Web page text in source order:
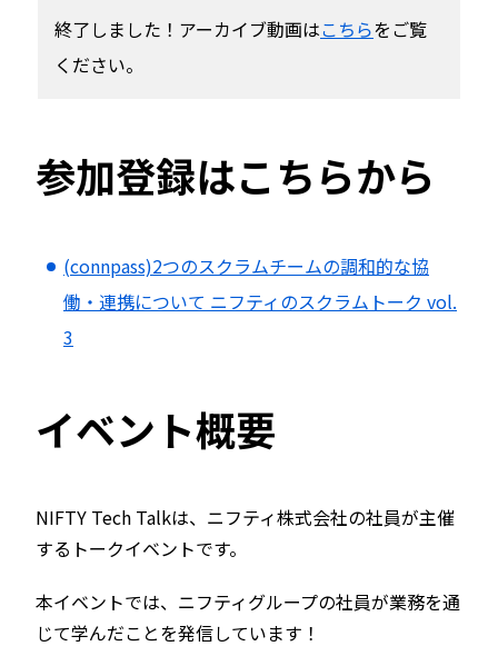
終了しました！アーカイブ動画はこちらをご覧
ください。
参加登録はこちらから
(connpass)2つのスクラムチームの調和的な協
働・連携について ニフティのスクラムトーク vol.
3
イベント概要
NIFTY Tech Talkは、ニフティ株式会社の社員が主催
するトークイベントです。
本イベントでは、ニフティグループの社員が業務を通
じて学んだことを発信しています！